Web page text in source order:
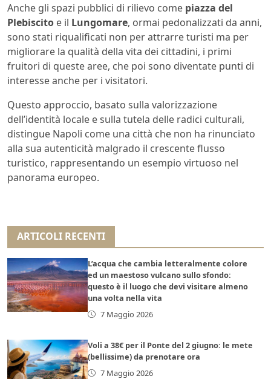
Anche gli spazi pubblici di rilievo come piazza del
Plebiscito e il Lungomare, ormai pedonalizzati da anni,
sono stati riqualificati non per attrarre turisti ma per
migliorare la qualità della vita dei cittadini, i primi
fruitori di queste aree, che poi sono diventate punti di
interesse anche per i visitatori.
Questo approccio, basato sulla valorizzazione
dell’identità locale e sulla tutela delle radici culturali,
distingue Napoli come una città che non ha rinunciato
alla sua autenticità malgrado il crescente flusso
turistico, rappresentando un esempio virtuoso nel
panorama europeo.
ARTICOLI RECENTI
L’acqua che cambia letteralmente colore
ed un maestoso vulcano sullo sfondo:
questo è il luogo che devi visitare almeno
una volta nella vita
7 Maggio 2026
Voli a 38€ per il Ponte del 2 giugno: le mete
(bellissime) da prenotare ora
7 Maggio 2026